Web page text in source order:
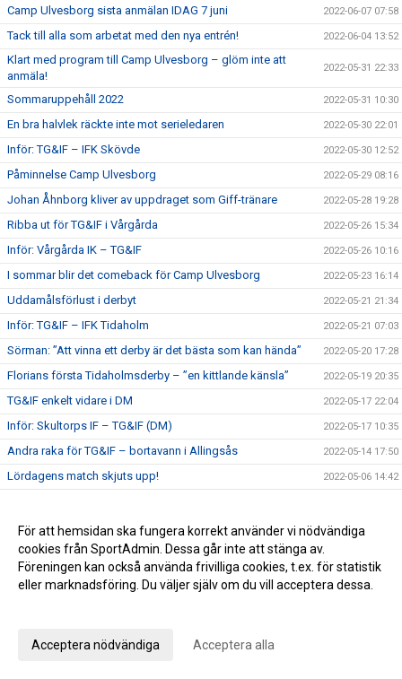
Camp Ulvesborg sista anmälan IDAG 7 juni 2022-06-07 07:58
Tack till alla som arbetat med den nya entrén! 2022-06-04 13:52
Klart med program till Camp Ulvesborg – glöm inte att
anmäla!
2022-05-31 22:33
Sommaruppehåll 2022 2022-05-31 10:30
En bra halvlek räckte inte mot serieledaren 2022-05-30 22:01
Inför: TG&IF – IFK Skövde 2022-05-30 12:52
Påminnelse Camp Ulvesborg 2022-05-29 08:16
Johan Åhnborg kliver av uppdraget som Giff-tränare 2022-05-28 19:28
Ribba ut för TG&IF i Vårgårda 2022-05-26 15:34
Inför: Vårgårda IK – TG&IF 2022-05-26 10:16
I sommar blir det comeback för Camp Ulvesborg 2022-05-23 16:14
Uddamålsförlust i derbyt 2022-05-21 21:34
Inför: TG&IF – IFK Tidaholm 2022-05-21 07:03
Sörman: ”Att vinna ett derby är det bästa som kan hända” 2022-05-20 17:28
Florians första Tidaholmsderby – ”en kittlande känsla” 2022-05-19 20:35
TG&IF enkelt vidare i DM 2022-05-17 22:04
Inför: Skultorps IF – TG&IF (DM) 2022-05-17 10:35
Andra raka för TG&IF – bortavann i Allingsås 2022-05-14 17:50
Lördagens match skjuts upp! 2022-05-06 14:42
Dubbla Giff-segrar i inledningen av U-lagsserien 2022-05-04 16:34
Glädje och jubel - stort bildspel från Giffcupens avgörande 2022-05-01 21:34
Full fart även andra helgen av Giffcupen - se bilderna här! 2022-04-30 15:23
Hemmapremiär på riktigt – Åsarp-Trädet kommer till
För att hemsidan ska fungera korrekt använder vi nödvändiga
cookies från SportAdmin. Dessa går inte att stänga av.
Föreningen kan också använda frivilliga cookies, t.ex. för statistik
eller marknadsföring. Du väljer själv om du vill acceptera dessa.
Acceptera nödvändiga Acceptera alla